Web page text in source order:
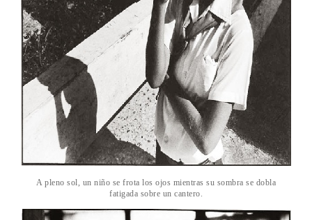
A pleno sol, un niño se frota los ojos mientras su sombra se dobla
fatigada sobre un cantero.